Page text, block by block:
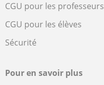
CGU pour les professeurs
CGU pour les élèves
Sécurité
Pour en savoir plus